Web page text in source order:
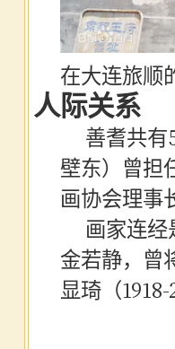
在大连旅顺
人际关系
善耆共有
壁东）曾担
画协会理事
画家连经
金若静，曾
显琦（